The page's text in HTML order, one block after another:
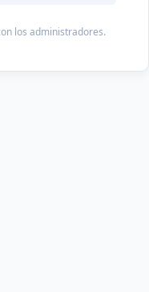
los administradores.